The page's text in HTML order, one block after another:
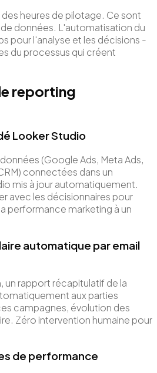
heures de pilotage. Ce sont
données. L'automatisation du
pour l'analyse et les décisions -
du processus qui créent
reporting
Looker Studio
(Google Ads, Meta Ads,
connectées dans un
mis à jour automatiquement.
avec les décisionnaires pour
performance marketing à un
automatique par email
un rapport récapitulatif de la
aux parties
campagnes, évolution des
Zéro intervention humaine pour
de performance